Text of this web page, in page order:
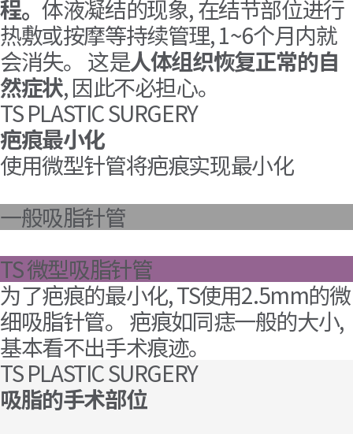
程。体液凝结的现象, 在结节部位进行
热敷或按摩等持续管理, 1~6个月内就
会消失。 这是人体组织恢复正常的自
然症状, 因此不必担心。
TS PLASTIC SURGERY
疤痕最小化
使用微型针管将疤痕实现最小化
一般吸脂针管
TS 微型吸脂针管
为了疤痕的最小化, TS使用2.5mm的微
细吸脂针管。 疤痕如同痣一般的大小,
基本看不出手术痕迹。
TS PLASTIC SURGERY
吸脂的手术部位